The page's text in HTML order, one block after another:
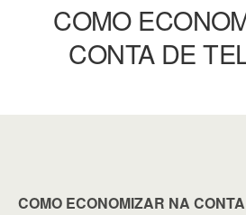
COMO
CONTA DE
COMO ECONOMIZAR NA